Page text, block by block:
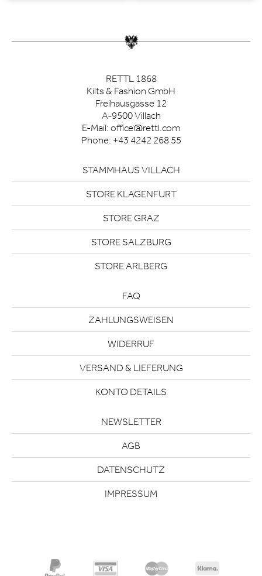
RETTL 1868
Kilts & Fashion GmbH
Freihausgasse 12
A-9500 Villach
E-Mail: office@rettl.com
Phone: +43 4242 268 55
STAMMHAUS VILLACH
STORE KLAGENFURT
STORE GRAZ
STORE SALZBURG
STORE ARLBERG
FAQ
ZAHLUNGSWEISEN
WIDERRUF
VERSAND & LIEFERUNG
KONTO DETAILS
NEWSLETTER
AGB
DATENSCHUTZ
IMPRESSUM